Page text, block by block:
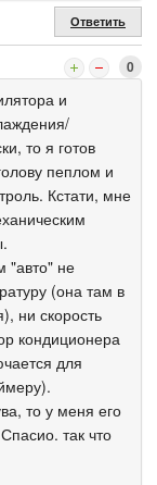
Ответить
0
и
то я готов
пеплом и
Кстати, мне
"авто" не
(она там в
ни скорость
кондиционера
для
то у меня его
так что